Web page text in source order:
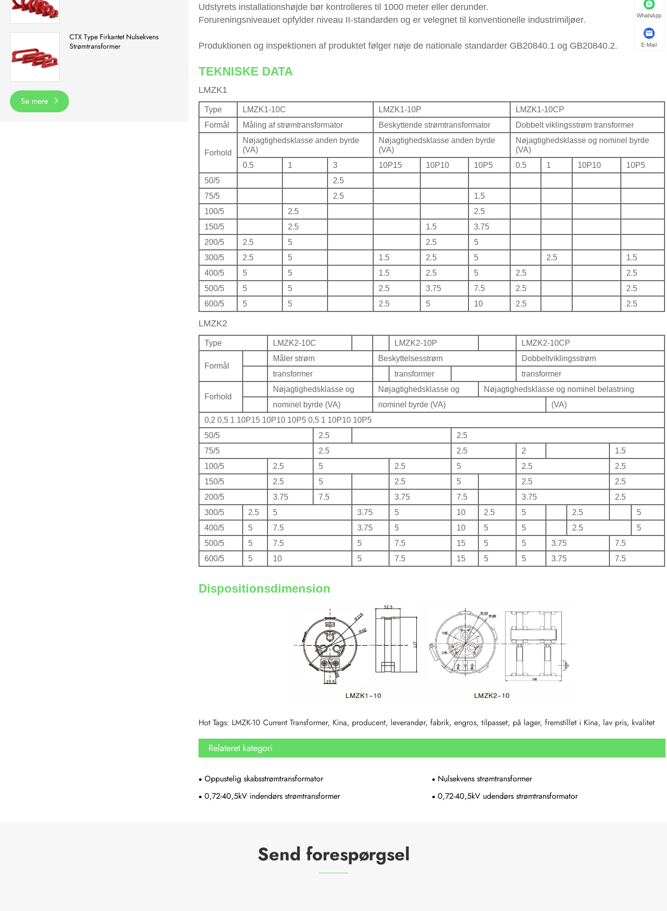
CTX Type Firkantet Nulsekvens
Strømtransformer
Se mere
Udstyrets installationshøjde bør kontrolleres til 1000 meter eller derunder.
Forureningsniveauet opfylder niveau II-standarden og er velegnet til konventionelle industrimiljøer.
Produktionen og inspektionen af ​​produktet følger nøje de nationale standarder GB20840.1 og GB20840.2.
TEKNISKE DATA
LMZK1
Type LMZK1-10C LMZK1-10P
LMZK1-10CP
Formål
Måling af strømtransformator Beskyttende strømtransformator Dobbelt viklingsstrøm transformer
Forhold
Nøjagtighedsklasse anden byrde
(VA)
Nøjagtighedsklasse anden byrde
(VA)
Nøjagtighedsklasse og nominel byrde
(VA)
0.5
1 3 10P15 10P10 10P5 0.5 1 10P10
10P5
50/5
2.5
75/5
2.5
1.5
100/5
2.5
2.5
150/5
2.5 1.5
3.75
200/5
2.5 5 2.5
5
300/5
2.5 5 1.5 2.5 5 2.5
1.5
400/5
5 5 1.5 2.5 5 2.5
2.5
500/5
5 5 2.5 3.75 7.5 2.5
2.5
600/5
5 5 2.5 5 10 2.5 2.5
LMZK2
Type LMZK2-10C LMZK2-10P LMZK2-10CP
Formål
Måler strøm Beskyttelsesstrøm
Dobbeltviklingsstrøm
transformer
transformer transformer
Forhold
Nøjagtighedsklasse og Nøjagtighedsklasse og
Nøjagtighedsklasse og nominel belastning
nominel byrde (VA)
nominel byrde (VA)
(VA)
0,2 0,5 1 10P15 10P10 10P5 0,5 1 10P10 10P5
50/5
2.5
2.5
75/5
2.5 2.5 2
1.5
100/5
2.5 5 2.5 5 2.5
2.5
150/5
2.5 5 2.5 5 2.5
2.5
200/5
3.75 7.5 3.75 7.5 3.75
2.5
300/5
2.5 5 3.75 5 10 2.5 5 2.5
5
400/5
5 7.5 3.75 5 10 5 5 2.5
5
500/5
5 7.5 5 7.5 15 5 5 3.75
7.5
600/5
5 10 5 7.5 15 5 5 3.75 7.5
Dispositionsdimension
Hot Tags: LMZK-10 Current Transformer, Kina, producent, leverandør, fabrik, engros, tilpasset, på lager, fremstillet i Kina, lav pris, kvalitet
Relateret kategori
Oppustelig skabsstrømtransformator
Nulsekvens strømtransformer
0,72-40,5kV indendørs strømtransformer
0,72-40,5kV udendørs strømtransformator
Send forespørgsel
WhatsApp
E-Mail